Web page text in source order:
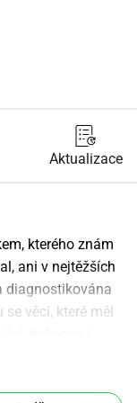
Aktualizace
kterého znám
ani v nejtěžších
diagnostikována
věci, které měl
více síly,